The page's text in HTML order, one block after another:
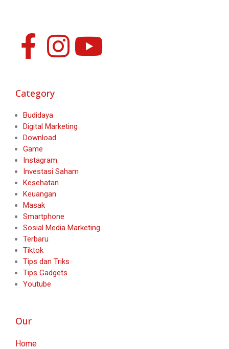
Category
Budidaya
Digital Marketing
Download
Game
Instagram
Investasi Saham
Kesehatan
Keuangan
Masak
Smartphone
Sosial Media Marketing
Terbaru
Tiktok
Tips dan Triks
Tips Gadgets
Youtube
Our
Home